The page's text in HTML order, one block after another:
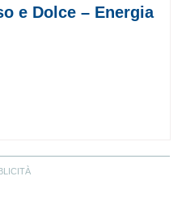
e Dolce – Energia